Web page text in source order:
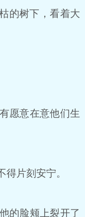
的树下，看着大
愿意在意他们生
片刻安宁。
的脸颊上裂开了